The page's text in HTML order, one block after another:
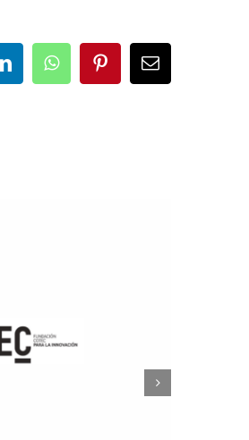
LinkedInWhatsAppPinterestCorreo
electrónico